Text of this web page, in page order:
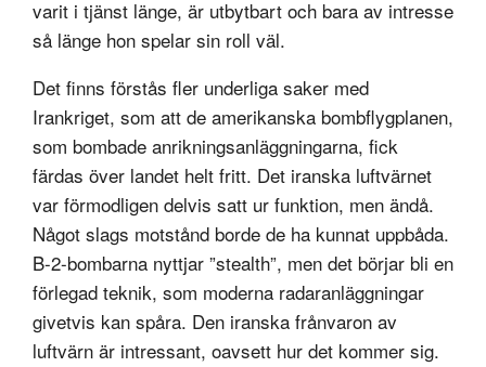
varit i tjänst länge, är utbytbart och bara av intresse
så länge hon spelar sin roll väl.
Det finns förstås fler underliga saker med
Irankriget, som att de amerikanska bombflygplanen,
som bombade anrikningsanläggningarna, fick
färdas över landet helt fritt. Det iranska luftvärnet
var förmodligen delvis satt ur funktion, men ändå.
Något slags motstånd borde de ha kunnat uppbåda.
B-2-bombarna nyttjar ”stealth”, men det börjar bli en
förlegad teknik, som moderna radaranläggningar
givetvis kan spåra. Den iranska frånvaron av
luftvärn är intressant, oavsett hur det kommer sig.